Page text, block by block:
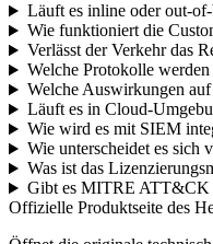
Läuft es inline oder out-
Wie funktioniert die
Verlässt der Verkehr das
Welche Protokolle werden
Welche Auswirkungen
Läuft es in Cloud-
Wie wird es mit SIEM
Wie unterscheidet es sich
Was ist das
Gibt es MITRE ATT&CK
Offizielle Produktseite des